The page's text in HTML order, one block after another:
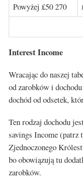
Powyżej £50 270
Interest Income
Wracając do naszej
od zarobków i
dochód od odsetek,
Ten rodzaj dochodu
savings Income
Zjednoczonego
bo obowiązują tu
zarobków.